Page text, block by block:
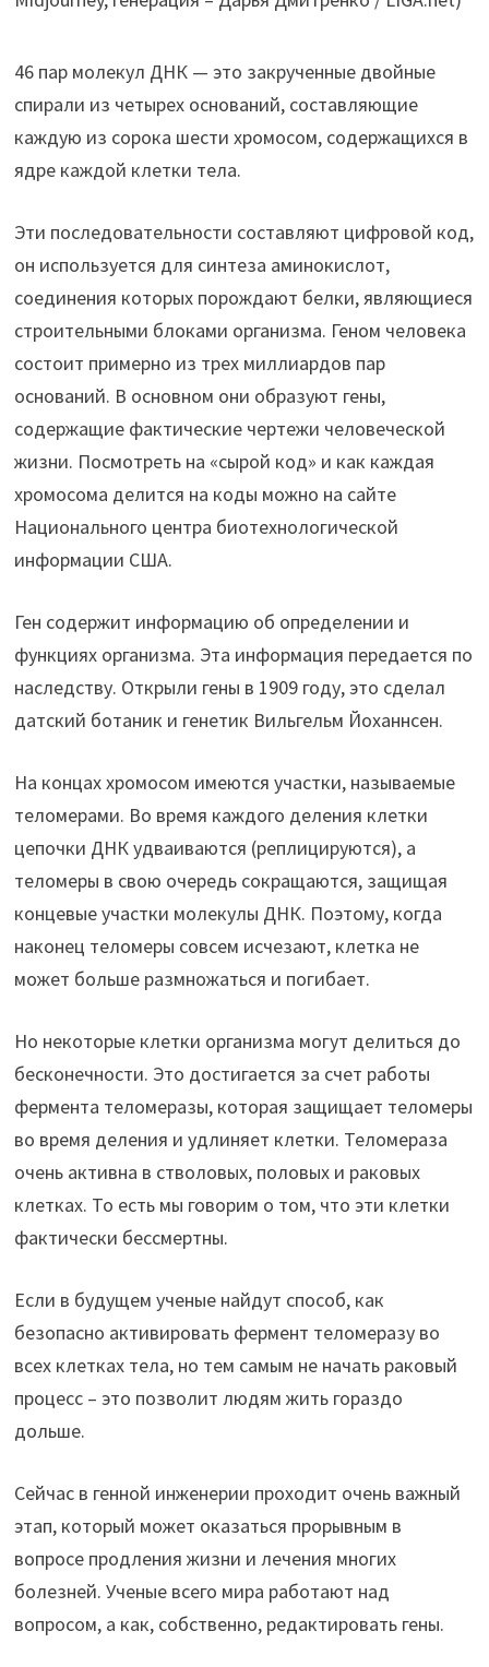
46 пар молекул ДНК — это закрученные двойные
спирали из четырех оснований, составляющие
каждую из сорока шести хромосом, содержащихся в
ядре каждой клетки тела.
Эти последовательности составляют цифровой код,
он используется для синтеза аминокислот,
соединения которых порождают белки, являющиеся
строительными блоками организма. Геном человека
состоит примерно из трех миллиардов пар
оснований. В основном они образуют гены,
содержащие фактические чертежи человеческой
жизни. Посмотреть на «сырой код» и как каждая
хромосома делится на коды можно на сайте
Национального центра биотехнологической
информации США.
Ген содержит информацию об определении и
функциях организма. Эта информация передается по
наследству. Открыли гены в 1909 году, это сделал
датский ботаник и генетик Вильгельм Йоханнсен.
На концах хромосом имеются участки, называемые
теломерами. Во время каждого деления клетки
цепочки ДНК удваиваются (реплицируются), а
теломеры в свою очередь сокращаются, защищая
концевые участки молекулы ДНК. Поэтому, когда
наконец теломеры совсем исчезают, клетка не
может больше размножаться и погибает.
Но некоторые клетки организма могут делиться до
бесконечности. Это достигается за счет работы
фермента теломеразы, которая защищает теломеры
во время деления и удлиняет клетки. Теломераза
очень активна в стволовых, половых и раковых
клетках. То есть мы говорим о том, что эти клетки
фактически бессмертны.
Если в будущем ученые найдут способ, как
безопасно активировать фермент теломеразу во
всех клетках тела, но тем самым не начать раковый
процесс – это позволит людям жить гораздо
дольше.
Сейчас в генной инженерии проходит очень важный
этап, который может оказаться прорывным в
вопросе продления жизни и лечения многих
болезней. Ученые всего мира работают над
вопросом, а как, собственно, редактировать гены.